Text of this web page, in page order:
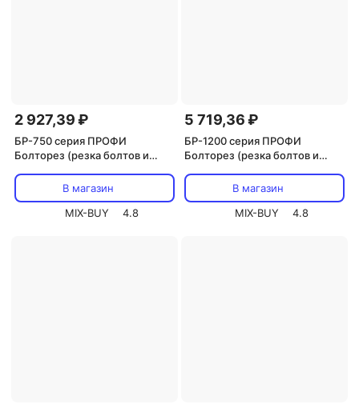
2 927,39 ₽
БР-750 серия ПРОФИ
Болторез (резка болтов и
В магазин
MIX-BUY
4.8
5 719,36 ₽
БР-1200 серия ПРОФИ
Болторез (резка болтов и
В магазин
MIX-BUY
4.8